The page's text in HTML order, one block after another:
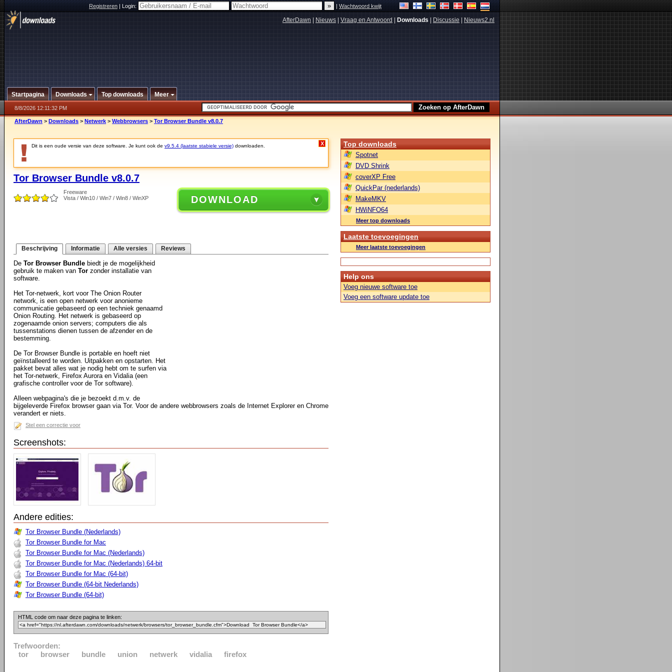
Registreren|Login: |Wachtwoord kwijt
AfterDawn Nieuws Vraag en Antwoord Downloads Discussie Nieuws2.nl
Startpagina Downloads Top downloads Meer
8/8/2026 12:11:32 PM
AfterDawn > Downloads > Netwerk > Webbrowsers > Tor Browser Bundle v8.0.7
Dit is een oude versie van deze software. Je kunt ook de v9.5.4 (laatste stabiele versie) downloaden. X
Tor Browser Bundle v8.0.7
Freeware
Vista / Win10 / Win7 / Win8 / WinXP
DOWNLOAD
Beschrijving Informatie Alle versies Reviews
De Tor Browser Bundle biedt je de mogelijkheid
gebruik te maken van Tor zonder installatie van
software.
Het Tor-netwerk, kort voor The Onion Router
network, is een open netwerk voor anonieme
communicatie gebaseerd op een techniek genaamd
Onion Routing. Het netwerk is gebaseerd op
zogenaamde onion servers; computers die als
tussenstations dienen tussen de afzender en de
bestemming.
De Tor Browser Bundle is portable en hoeft niet
geïnstalleerd te worden. Uitpakken en opstarten. Het
pakket bevat alles wat je nodig hebt om te surfen via
het Tor-netwerk, Firefox Aurora en Vidalia (een
grafische controller voor de Tor software).
Alleen webpagina's die je bezoekt d.m.v. de
bijgeleverde Firefox browser gaan via Tor. Voor de andere webbrowsers zoals de Internet Explorer en Chrome
verandert er niets.
Stel een correctie voor
Screenshots:
Andere edities:
Tor Browser Bundle (Nederlands)
Tor Browser Bundle for Mac
Tor Browser Bundle for Mac (Nederlands)
Tor Browser Bundle for Mac (Nederlands) 64-bit
Tor Browser Bundle for Mac (64-bit)
Tor Browser Bundle (64-bit Nederlands)
Tor Browser Bundle (64-bit)
HTML code om naar deze pagina te linken:
Trefwoorden:
tor
browser bundle union netwerk vidalia firefox
Top downloads
Spotnet
DVD Shrink
coverXP Free
QuickPar (nederlands)
MakeMKV
HWiNFO64
Meer top downloads
Laatste toevoegingen
Meer laatste toevoegingen
Help ons
Voeg nieuwe software toe
Voeg een software update toe